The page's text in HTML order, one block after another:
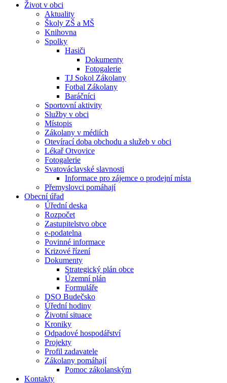
Život v obci
Aktuality
Školy ZŠ a MŠ
Knihovna
Spolky
Hasiči
Dokumenty
Fotogalerie
TJ Sokol Zákolany
Fotbal Zákolany
Baráčníci
Sportovní aktivity
Služby v obci
Místopis
Zákolany v médiích
Otevírací doba obchodu a služeb v obci
Lékař Otvovice
Fotogalerie
Svatováclavské slavnosti
Informace pro zájemce o prodejní místa
Přemyslovci pomáhají
Obecní úřad
Úřední deska
Rozpočet
Zastupitelstvo obce
e-podatelna
Povinné informace
Krizové řízení
Dokumenty
Strategický plán obce
Územní plán
Formuláře
DSO Budečsko
Úřední hodiny
Životní situace
Kroniky
Odpadové hospodářství
Projekty
Profil zadavatele
Zákolany pomáhají
Pomoc zákolanským
Kontakty